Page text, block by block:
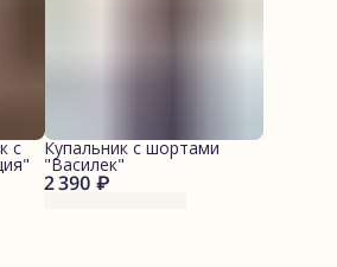
с
2 390 ₽
Купальник с шортами
"Василек"